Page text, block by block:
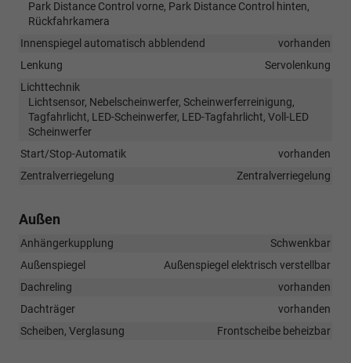
Park Distance Control vorne, Park Distance Control hinten,
Rückfahrkamera
Innenspiegel automatisch abblendend
vorhanden
Lenkung
Servolenkung
Lichttechnik
Lichtsensor, Nebelscheinwerfer, Scheinwerferreinigung,
Tagfahrlicht, LED-Scheinwerfer, LED-Tagfahrlicht, Voll-LED
Scheinwerfer
Start/Stop-Automatik
vorhanden
Zentralverriegelung
Zentralverriegelung
Außen
Anhängerkupplung
Schwenkbar
Außenspiegel
Außenspiegel elektrisch verstellbar
Dachreling
vorhanden
Dachträger
vorhanden
Scheiben, Verglasung
Frontscheibe beheizbar